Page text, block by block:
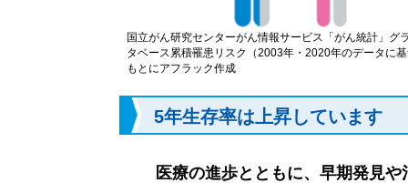
国立がん研究センターがん情報サービス「がん統計」グ
タベース累積罹患リスク（2003年・2020年のデータに
もとにアフラック作成
5年生存率は上昇しています
医療の進歩とともに、早期発見